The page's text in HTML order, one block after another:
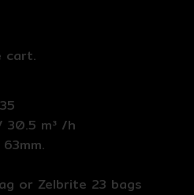
cart.
m³ /h
or Zelbrite 23 bags